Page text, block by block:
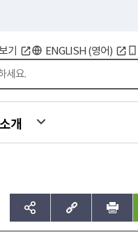
기 ENGLISH (영어)
개
sns공유하기 주소복사 인쇄